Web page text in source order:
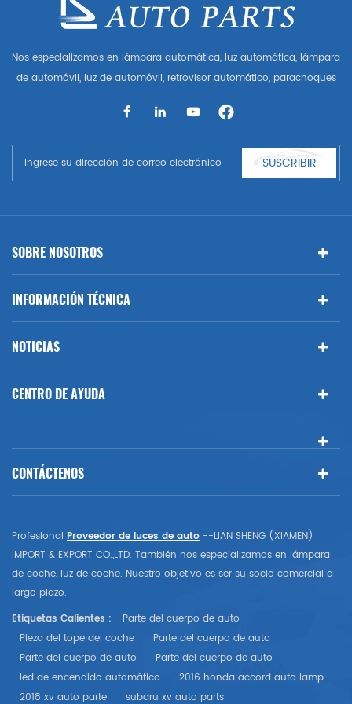
Nos especializamos en lámpara automática, luz automática, lámpara
de automóvil, luz de automóvil, retrovisor automático, parachoques
automático, parte del cuerpo automática, etc. y accesorios de
Benz, BMW
SUSCRIBIR
SOBRE NOSOTROS
INFORMACIÓN TÉCNICA
NOTICIAS
CENTRO DE AYUDA
CONTÁCTENOS
Profesional Proveedor de luces de auto --LIAN SHENG (XIAMEN)
IMPORT & EXPORT CO.,LTD. También nos especializamos en lámpara
de coche, luz de coche. Nuestro objetivo es ser su socio comercial a
largo plazo.
Etiquetas Calientes :
Parte del cuerpo de auto
Pieza del tope del coche
Parte del cuerpo de auto
Parte del cuerpo de auto
Parte del cuerpo de auto
led de encendido automático
2016 honda accord auto lamp
2018 xv auto parte
subaru xv auto parts